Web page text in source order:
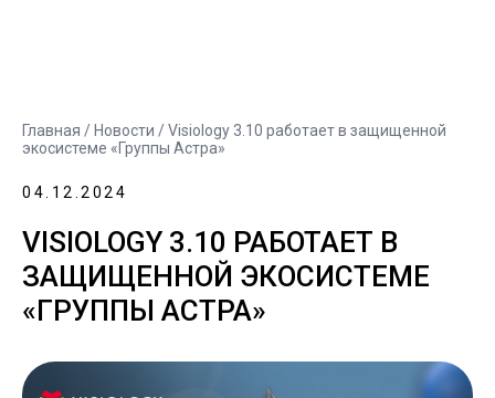
Главная / Новости / Visiology 3.10 работает в защищенной
экосистеме «Группы Астра»
04.12.2024
VISIOLOGY 3.10 РАБОТАЕТ В
ЗАЩИЩЕННОЙ ЭКОСИСТЕМЕ
«ГРУППЫ АСТРА»